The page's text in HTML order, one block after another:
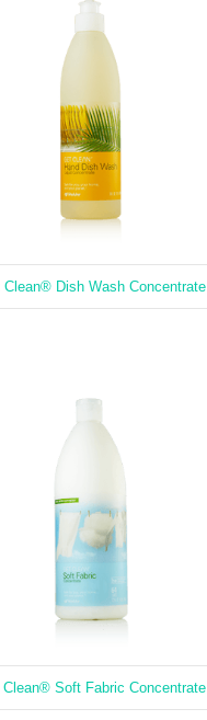
Clean® Dish Wash Concentrate
Clean® Soft Fabric Concentrate